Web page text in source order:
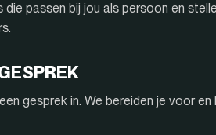
passen bij jou als persoon en
gesprek in. We bereiden je voor en